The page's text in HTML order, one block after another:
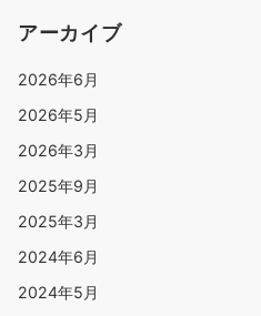
アーカイブ
2026年6月
2026年5月
2026年3月
2025年9月
2025年3月
2024年6月
2024年5月